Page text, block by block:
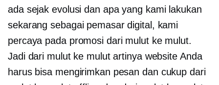
ada sejak evolusi dan apa yang kami lakukan
sekarang sebagai pemasar digital, kami
percaya pada promosi dari mulut ke mulut.
Jadi dari mulut ke mulut artinya website Anda
harus bisa mengirimkan pesan dan cukup dari